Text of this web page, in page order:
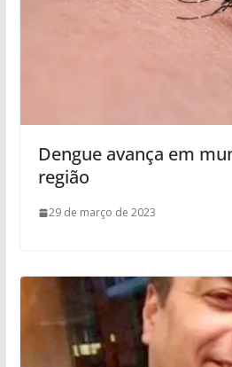
Dengue avança em
região
29 de março de 2023